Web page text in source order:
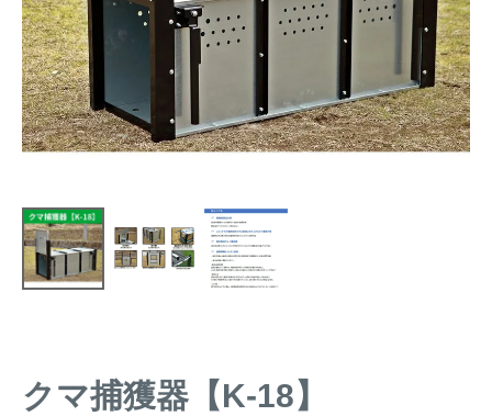
クマ捕獲器【K-18】
トレイルカメラ（セン
サーカメラ）
屋外防犯・監視カメ
ラ（SDカード録画）
ICT・IoT機器（捕獲通
金網柵
（ワイヤーメッシ
ュ柵等）
箱わな
防獣・防鳥ネット
（イノシシ・
シカ等）
苗木食害防止材
忌避用品
対象動物から選ぶ